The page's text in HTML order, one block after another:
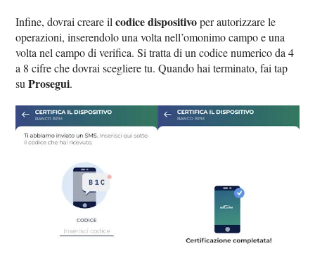
Infine, dovrai creare ilcodice dispositivoper autorizzare le
operazioni, inserendolo una volta nell’omonimo campo e una
volta nel campo di verifica. Si tratta di un codice numerico da 4
a 8 cifre che dovrai scegliere tu. Quando hai terminato, fai tap
suProsegui.